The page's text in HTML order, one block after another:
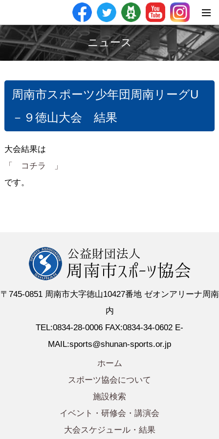
ニュース
周南市スポーツ少年団周南リーグU
－９徳山大会 結果
大会結果は
「 コチラ 」
です。
〒745-0851 周南市大字徳山10427番地 ゼオンアリーナ周南
内
TEL:0834-28-0006 FAX:0834-34-0602 E-
MAIL:sports@shunan-sports.or.jp
ホーム
スポーツ協会について
施設検索
イベント・研修会・講演会
大会スケジュール・結果